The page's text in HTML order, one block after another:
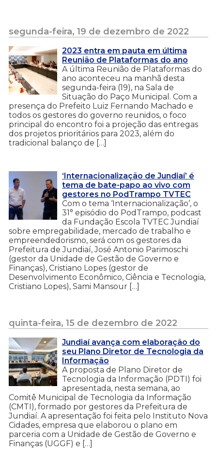
segunda-feira, 19 de dezembro de 2022
2023 entra em pauta em última
Reunião de Plataformas do ano
A última Reunião de Plataformas do
ano aconteceu na manhã desta
segunda-feira (19), na Sala de
Situação do Paço Municipal. Com a
presença do Prefeito Luiz Fernando Machado e
todos os gestores do governo reunidos, o foco
principal do encontro foi a projeção das entregas
dos projetos prioritários para 2023, além do
tradicional balanço de […]
‘Internacionalização de Jundiaí’ é
tema de bate-papo ao vivo com
gestores no PodTrampo TVTEC
Com o tema ‘Internacionalização’, o
31° episódio do PodTrampo, podcast
da Fundação Escola TVTEC Jundiaí
sobre empregabilidade, mercado de trabalho e
empreendedorismo, será com os gestores da
Prefeitura de Jundiaí, José Antonio Parimoschi
(gestor da Unidade de Gestão de Governo e
Finanças), Cristiano Lopes (gestor de
Desenvolvimento Econômico, Ciência e Tecnologia,
Cristiano Lopes), Sami Mansour […]
quinta-feira, 15 de dezembro de 2022
Jundiaí avança com elaboração do
seu Plano Diretor de Tecnologia da
Informação
A proposta de Plano Diretor de
Tecnologia da Informação (PDTI) foi
apresentada, nesta semana, ao
Comitê Municipal de Tecnologia da Informação
(CMTI), formado por gestores da Prefeitura de
Jundiaí. A apresentação foi feita pelo Instituto Nova
Cidades, empresa que elaborou o plano em
parceria com a Unidade de Gestão de Governo e
Finanças (UGGF) e […]